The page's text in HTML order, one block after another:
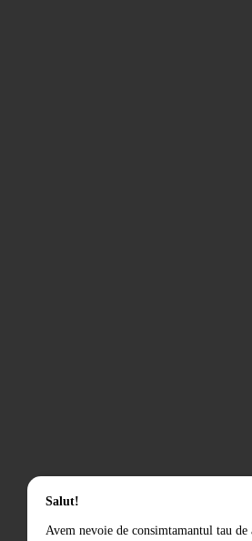
Salut!
Avem nevoie de consimtamantul tau